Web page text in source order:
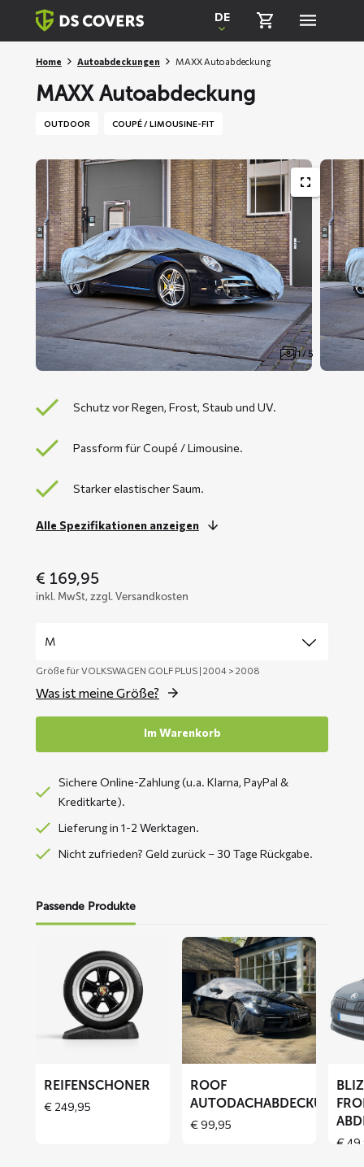
Skiplinks
DE
Home Autoabdeckungen MAXX Autoabdeckung
MAXX Autoabdeckung
OUTDOOR COUPÉ / LIMOUSINE-FIT
1 / 5
Schutz vor Regen, Frost, Staub und UV.
Passform für Coupé / Limousine.
Starker elastischer Saum.
Alle Spezifikationen anzeigen
€ 169,95
inkl. MwSt, zzgl. Versandkosten
Größe für VOLKSWAGEN GOLF PLUS | 2004 > 2008
Was ist meine Größe?
Im Warenkorb
Sichere Online-Zahlung (u.a. Klarna, PayPal &
Kreditkarte).
Lieferung in 1-2 Werktagen.
Nicht zufrieden? Geld zurück – 30 Tage Rückgabe.
Passende Produkte
Reifenschoner
REIFENSCHONER
€249,95
Mehr
lesen
über
ROOF
Autodachabdeckung
ROOF
AUTODACHABDECKUNG
€99,95
über
BLIZZ
€